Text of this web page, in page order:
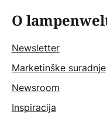
O
Newsletter
Marketinške suradnje
Newsroom
Inspiracija